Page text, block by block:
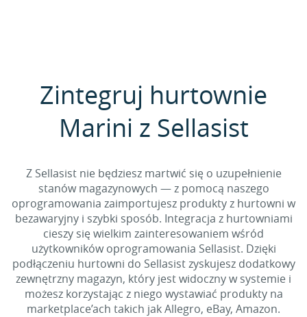
Zintegruj hurtownie
Marini z Sellasist
Z Sellasist nie będziesz martwić się o uzupełnienie
stanów magazynowych — z pomocą naszego
oprogramowania zaimportujesz produkty z hurtowni w
bezawaryjny i szybki sposób. Integracja z hurtowniami
cieszy się wielkim zainteresowaniem wśród
użytkowników oprogramowania Sellasist. Dzięki
podłączeniu hurtowni do Sellasist zyskujesz dodatkowy
zewnętrzny magazyn, który jest widoczny w systemie i
możesz korzystając z niego wystawiać produkty na
marketplace’ach takich jak Allegro, eBay, Amazon.